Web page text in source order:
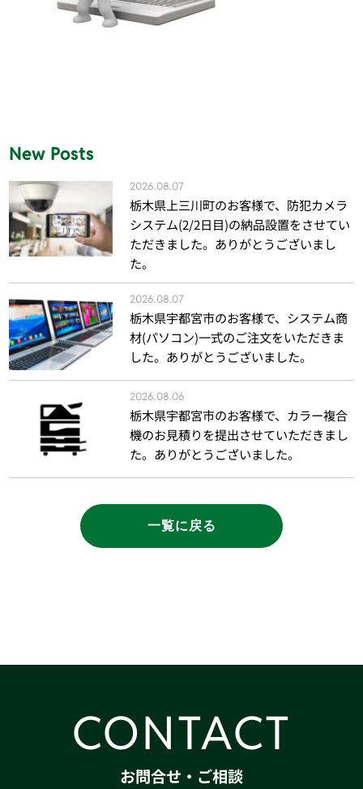
New Posts
2026.08.07
栃木県上三川町のお客様で、防犯カメラ
システム(2/2日目)の納品設置をさせてい
ただきました。ありがとうございまし
た。
2026.08.07
栃木県宇都宮市のお客様で、システム商
材(パソコン)一式のご注文をいただきま
した。ありがとうございました。
2026.08.06
栃木県宇都宮市のお客様で、カラー複合
機のお見積りを提出させていただきまし
た。ありがとうございました。
一覧に戻る
CONTACT
お問合せ・ご相談